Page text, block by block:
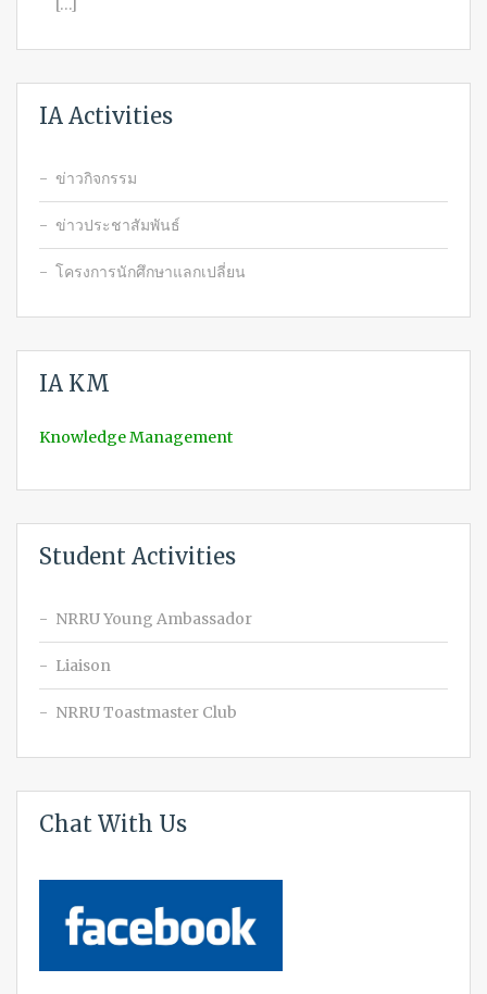
IA Activities
ข่าวกิจกรรม
ข่าวประชาสัมพันธ์
โครงการนักศึกษาแลกเปลี่ยน
IA KM
Knowledge Management
Student Activities
NRRU Young Ambassador
Liaison
NRRU Toastmaster Club
Chat With Us